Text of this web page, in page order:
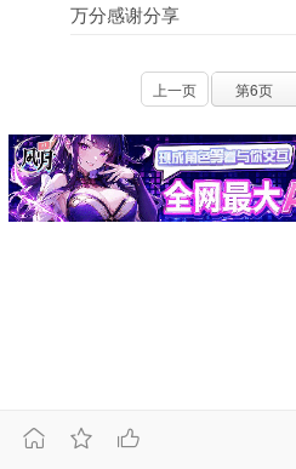
万分感谢分享
上一页 第6页
  